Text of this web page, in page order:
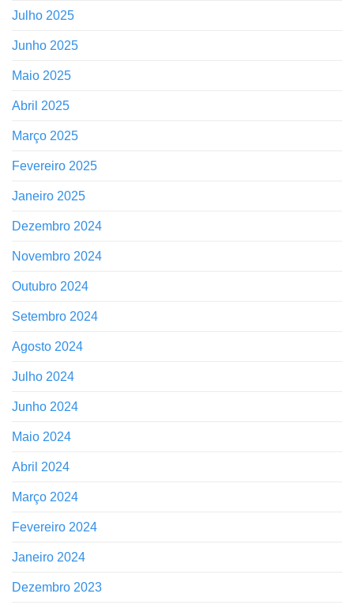
Julho 2025
Junho 2025
Maio 2025
Abril 2025
Março 2025
Fevereiro 2025
Janeiro 2025
Dezembro 2024
Novembro 2024
Outubro 2024
Setembro 2024
Agosto 2024
Julho 2024
Junho 2024
Maio 2024
Abril 2024
Março 2024
Fevereiro 2024
Janeiro 2024
Dezembro 2023